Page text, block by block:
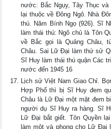
nước: Bắc Ngụy, Tây Thục
lại thuộc về Đông Ngô. Nhà
thú. Năm Bính Ngọ (926). Sĩ
làm thái thú: Ngô chủ là Tôn
về Bắc gọi là Quảng Châu,
Châu. Sai Lữ Đại làm thứ sử
Sĩ Huy làm thái thú quận Các
nước đến 1945 16
Lịch sử Việt Nam Giao Chỉ.
Hợp Phố thì bị Sĩ Huy đem
Châu là Lữ Đại một mặt đem
người dụ Sĩ Huy ra hàng. Sĩ
Lữ Đại bắt giết. Tôn Quyền
làm một và phong cho Lữ Đại